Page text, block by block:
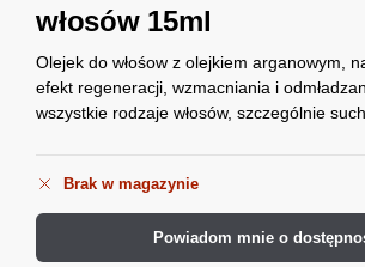
włosów 15ml
Olejek do włośow z olejkiem arganowym,
efekt regeneracji, wzmacniania i
wszystkie rodzaje włosów, szczególnie
Brak w magazynie
Powiadom mnie o